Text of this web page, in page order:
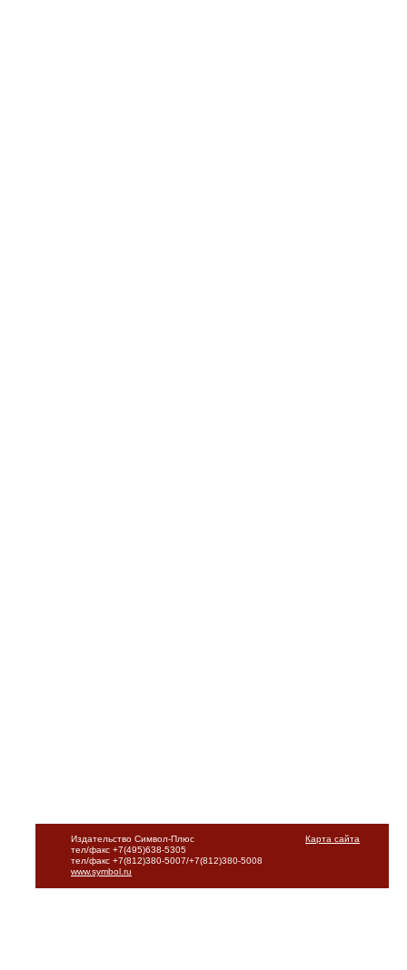
Карта сайта
Издательство Символ-Плюс
тел/факс +7(495)638-5305
тел/факс +7(812)380-5007/+7(812)380-5008
www.symbol.ru